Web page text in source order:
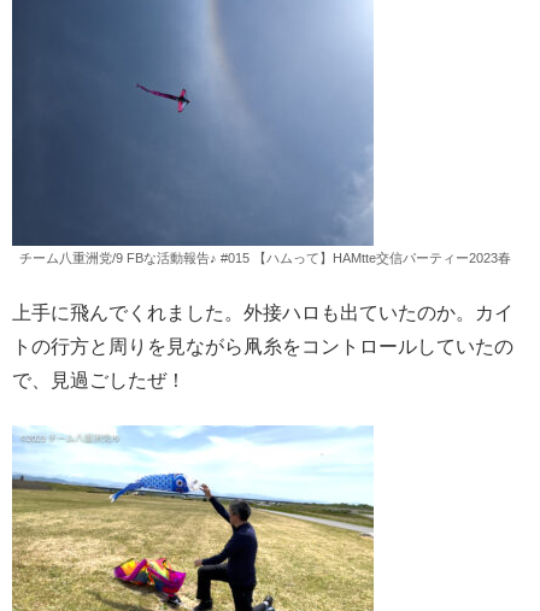
チーム八重洲党/9 FBな活動報告♪ #015 【ハムって】HAMtte交信パーティー2023春
上手に飛んでくれました。外接ハロも出ていたのか。カイ
トの行方と周りを見ながら凧糸をコントロールしていたの
で、見過ごしたぜ！